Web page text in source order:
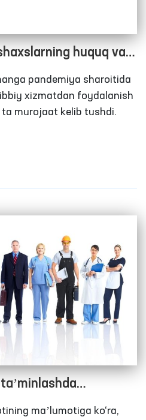
huquq va
pandemiya sharoitida
xizmatdan foydalanish
ta murojaat kelib tushdi.
maʼlumotiga ko‘ra,